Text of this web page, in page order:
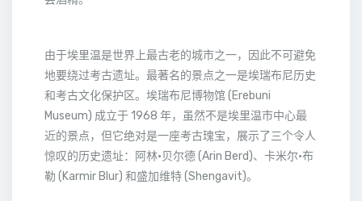
由于埃里温是世界上最古老的城市之一，因此不可避免
地要绕过考古遗址。最著名的景点之一是埃瑞布尼历史
和考古文化保护区。埃瑞布尼博物馆 (Erebuni
Museum) 成立于 1968 年，虽然不是埃里温市中心最
近的景点，但它绝对是一座考古瑰宝，展示了三个令人
惊叹的历史遗址：阿林·贝尔德 (Arin Berd)、卡米尔·布
勒 (Karmir Blur) 和盛加维特 (Shengavit)。